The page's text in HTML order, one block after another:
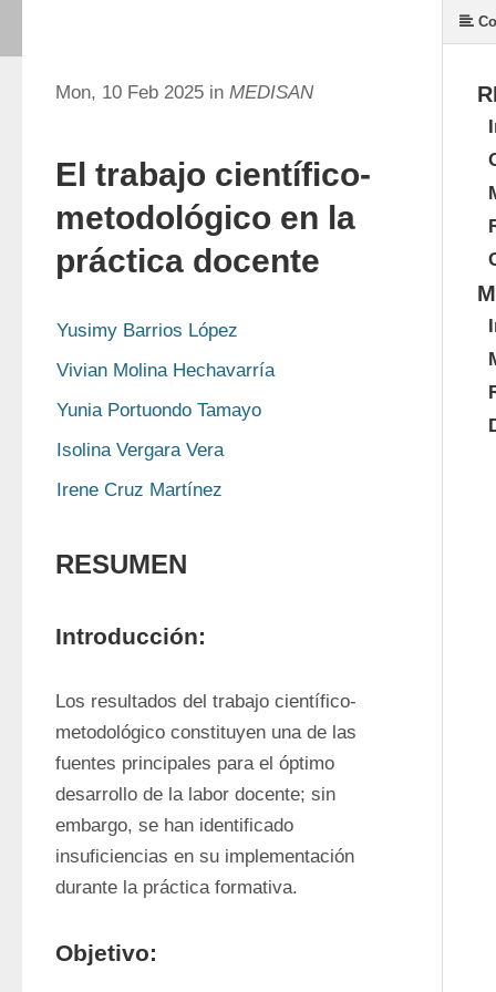
Mon, 10 Feb 2025 in MEDISAN
El trabajo científico-
metodológico en la
práctica docente
Yusimy Barrios López
Vivian Molina Hechavarría
Yunia Portuondo Tamayo
Isolina Vergara Vera
Irene Cruz Martínez
RESUMEN
Introducción:
Los resultados del trabajo científico-
metodológico constituyen una de las
fuentes principales para el óptimo
desarrollo de la labor docente; sin
embargo, se han identificado
insuficiencias en su implementación
durante la práctica formativa.
Objetivo: